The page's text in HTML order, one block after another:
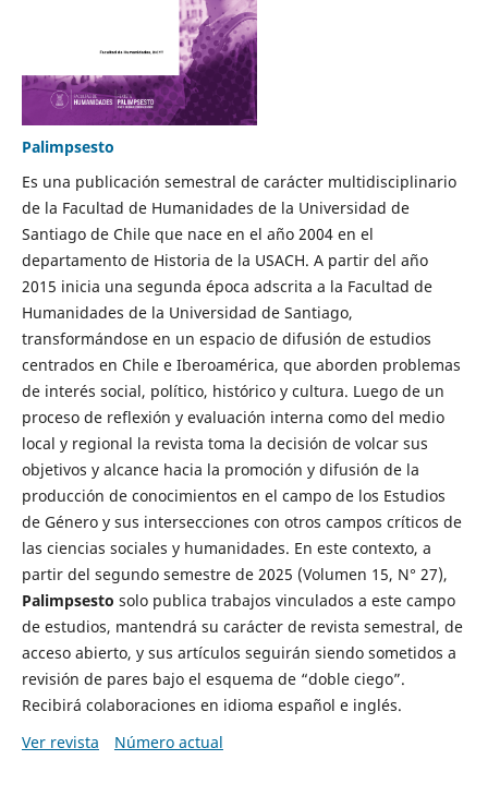
Palimpsesto
Es una publicación semestral de carácter multidisciplinario
de la Facultad de Humanidades de la Universidad de
Santiago de Chile que nace en el año 2004 en el
departamento de Historia de la USACH. A partir del año
2015 inicia una segunda época adscrita a la Facultad de
Humanidades de la Universidad de Santiago,
transformándose en un espacio de difusión de estudios
centrados en Chile e Iberoamérica, que aborden problemas
de interés social, político, histórico y cultura. Luego de un
proceso de reflexión y evaluación interna como del medio
local y regional la revista toma la decisión de volcar sus
objetivos y alcance hacia la promoción y difusión de la
producción de conocimientos en el campo de los Estudios
de Género y sus intersecciones con otros campos críticos de
las ciencias sociales y humanidades. En este contexto, a
partir del segundo semestre de 2025 (Volumen 15, N° 27),
Palimpsesto solo publica trabajos vinculados a este campo
de estudios, mantendrá su carácter de revista semestral, de
acceso abierto, y sus artículos seguirán siendo sometidos a
revisión de pares bajo el esquema de “doble ciego”.
Recibirá colaboraciones en idioma español e inglés.
Ver revista
Número actual